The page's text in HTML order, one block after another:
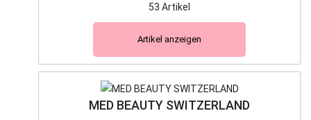
53 Artikel
Artikel anzeigen
MED BEAUTY SWITZERLAND